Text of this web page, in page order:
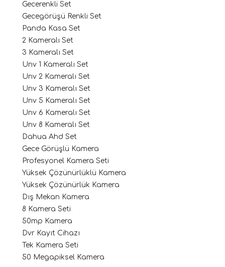
Gecerenkli Set
Gecegörüşü Renkli Set
Panda Kasa Set
2 Kameralı Set
3 Kameralı Set
Unv 1 Kameralı Set
Unv 2 Kameralı Set
Unv 3 Kameralı Set
Unv 5 Kameralı Set
Unv 6 Kameralı Set
Unv 8 Kameralı Set
Dahua Ahd Set
Gece Görüşlü Kamera
Profesyonel Kamera Seti
Yüksek Çözünürlüklü Kamera
Yüksek Çözünürlük Kamera
Dış Mekan Kamera
8 Kamera Seti
50mp Kamera
Dvr Kayıt Cihazı
Tek Kamera Seti
50 Megapiksel Kamera